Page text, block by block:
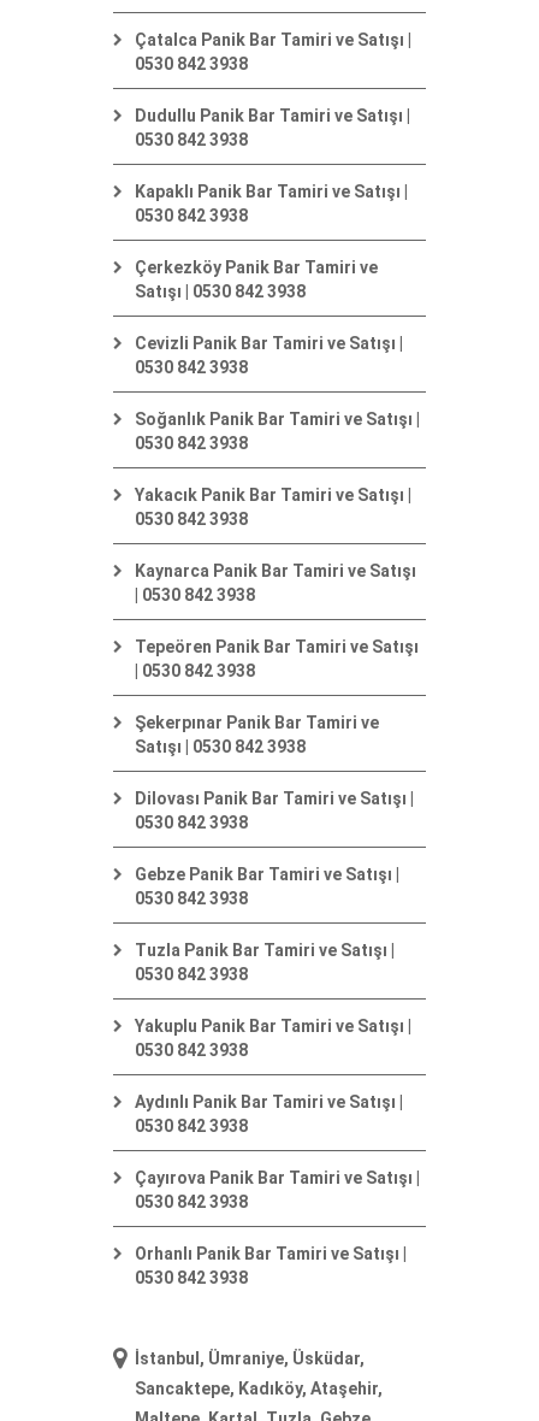
Çatalca Panik Bar Tamiri ve Satışı |
0530 842 3938
Dudullu Panik Bar Tamiri ve Satışı |
0530 842 3938
Kapaklı Panik Bar Tamiri ve Satışı |
0530 842 3938
Çerkezköy Panik Bar Tamiri ve
Satışı | 0530 842 3938
Cevizli Panik Bar Tamiri ve Satışı |
0530 842 3938
Soğanlık Panik Bar Tamiri ve Satışı |
0530 842 3938
Yakacık Panik Bar Tamiri ve Satışı |
0530 842 3938
Kaynarca Panik Bar Tamiri ve Satışı
| 0530 842 3938
Tepeören Panik Bar Tamiri ve Satışı
| 0530 842 3938
Şekerpınar Panik Bar Tamiri ve
Satışı | 0530 842 3938
Dilovası Panik Bar Tamiri ve Satışı |
0530 842 3938
Gebze Panik Bar Tamiri ve Satışı |
0530 842 3938
Tuzla Panik Bar Tamiri ve Satışı |
0530 842 3938
Yakuplu Panik Bar Tamiri ve Satışı |
0530 842 3938
Aydınlı Panik Bar Tamiri ve Satışı |
0530 842 3938
Çayırova Panik Bar Tamiri ve Satışı |
0530 842 3938
Orhanlı Panik Bar Tamiri ve Satışı |
0530 842 3938
İstanbul, Ümraniye, Üsküdar,
Sancaktepe, Kadıköy, Ataşehir,